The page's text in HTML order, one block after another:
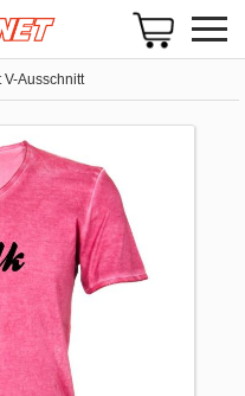
V-Ausschnitt